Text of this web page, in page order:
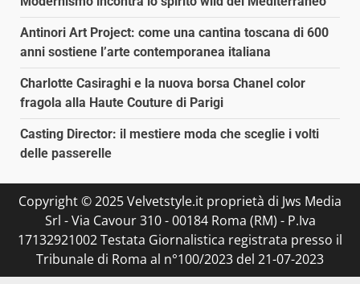
Antinori Art Project: come una cantina toscana di 600
anni sostiene l’arte contemporanea italiana
Charlotte Casiraghi e la nuova borsa Chanel color
fragola alla Haute Couture di Parigi
Casting Director: il mestiere moda che sceglie i volti
delle passerelle
Copyright © 2025 Velvetstyle.it proprietà di Jws Media
Srl - Via Cavour 310 - 00184 Roma (RM) - P.Iva
17132921002 Testata Giornalistica registrata presso il
Tribunale di Roma al n°100/2023 del 21-07-2023